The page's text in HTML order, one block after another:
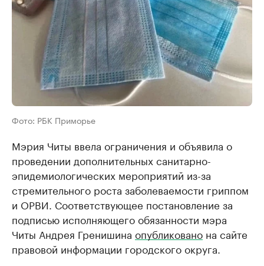
Фото: РБК Приморье
Мэрия Читы ввела ограничения и объявила о
проведении дополнительных санитарно-
эпидемиологических мероприятий из-за
стремительного роста заболеваемости гриппом
и ОРВИ. Соответствующее постановление за
подписью исполняющего обязанности мэра
Читы Андрея Гренишина опубликовано на сайте
правовой информации городского округа.